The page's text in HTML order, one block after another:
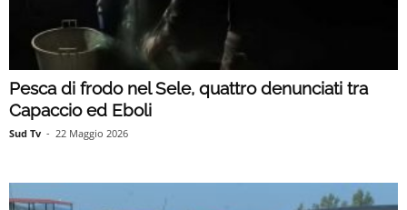
Pesca di frodo nel Sele, quattro denunciati tra
Capaccio ed Eboli
Sud Tv - 22 Maggio 2026